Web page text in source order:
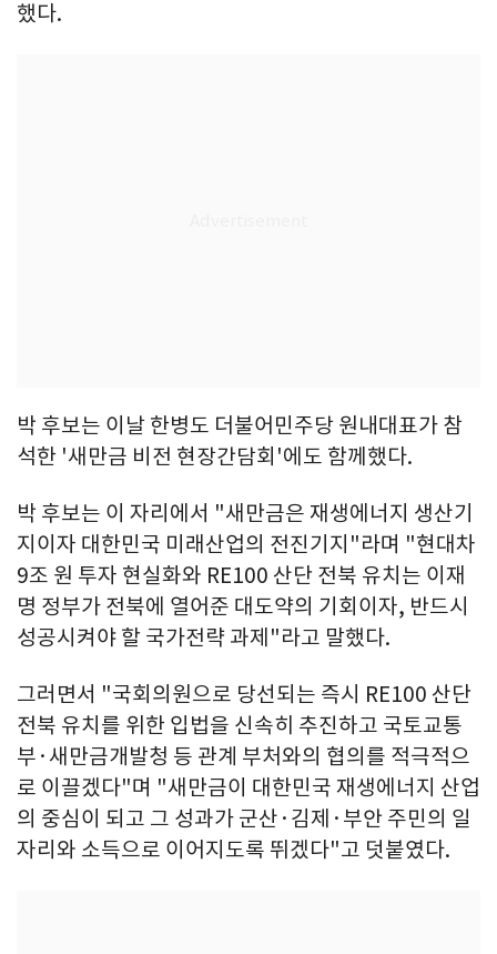
했다.
박 후보는 이날 한병도 더불어민주당 원내대표가 참
석한 '새만금 비전 현장간담회'에도 함께했다.
박 후보는 이 자리에서 "새만금은 재생에너지 생산기
지이자 대한민국 미래산업의 전진기지"라며 "현대차
9조 원 투자 현실화와 RE100 산단 전북 유치는 이재
명 정부가 전북에 열어준 대도약의 기회이자, 반드시
성공시켜야 할 국가전략 과제"라고 말했다.
그러면서 "국회의원으로 당선되는 즉시 RE100 산단
전북 유치를 위한 입법을 신속히 추진하고 국토교통
부·새만금개발청 등 관계 부처와의 협의를 적극적으
로 이끌겠다"며 "새만금이 대한민국 재생에너지 산업
의 중심이 되고 그 성과가 군산·김제·부안 주민의 일
자리와 소득으로 이어지도록 뛰겠다"고 덧붙였다.